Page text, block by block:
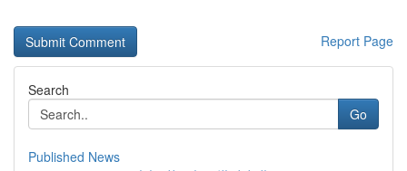
Report Page
Search
Go
Published News